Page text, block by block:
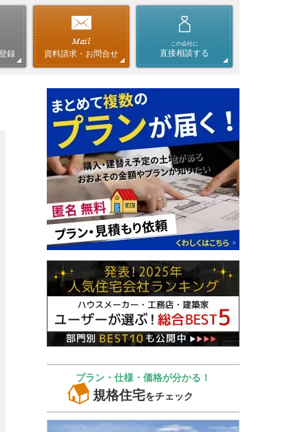
録 資料請求・お問合せ
この会社に
直接相談する
プラン・仕様・価格が分かる！
規格住宅をチェック